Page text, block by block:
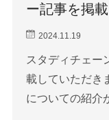
ー記事を掲
2024.11.19
スタディチェー
載していただき
についての紹介